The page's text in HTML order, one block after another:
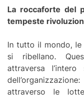
La roccaforte del
tempeste
In tutto il mondo, le
si ribellano.
attraversa
attraverso le